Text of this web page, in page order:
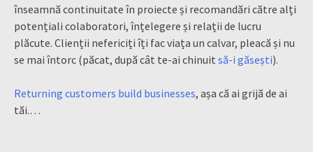
înseamnă continuitate în proiecte și recomandări către alți
potențiali colaboratori, înțelegere și relații de lucru
plăcute. Clienții nefericiți îți fac viața un calvar, pleacă și nu
se mai întorc (păcat, după cât te-ai chinuit să-i găsești).
Returning customers build businesses, așa că ai grijă de ai
tăi.…